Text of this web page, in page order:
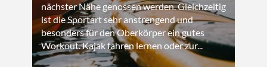
nächster Nähe genossen werden. Gleichzeitig
ist die Sportart sehr anstrengend und
besonders für den Oberkörper ein gutes
Workout. Kajak fahren lernen oder zur...